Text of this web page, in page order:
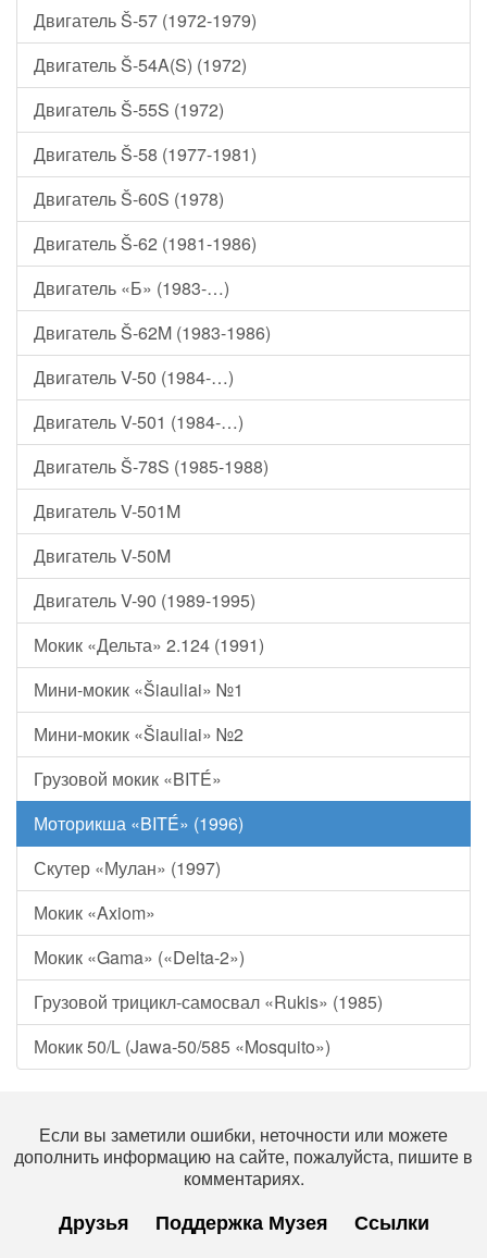
Двигатель Š-57 (1972-1979)
Двигатель Š-54A(S) (1972)
Двигатель Š-55S (1972)
Двигатель Š-58 (1977-1981)
Двигатель Š-60S (1978)
Двигатель Š-62 (1981-1986)
Двигатель «Б» (1983-…)
Двигатель Š-62M (1983-1986)
Двигатель V-50 (1984-…)
Двигатель V-501 (1984-…)
Двигатель Š-78S (1985-1988)
Двигатель V-501M
Двигатель V-50M
Двигатель V-90 (1989-1995)
Мокик «Дельта» 2.124 (1991)
Мини-мокик «Šiauliai» №1
Мини-мокик «Šiauliai» №2
Грузовой мокик «BITÉ»
Моторикша «BITÉ» (1996)
Скутер «Мулан» (1997)
Мокик «Axiom»
Мокик «Gama» («Delta-2»)
Грузовой трицикл-самосвал «Rukis» (1985)
Мокик 50/L (Jawa-50/585 «Mosquito»)
Если вы заметили ошибки, неточности или можете
дополнить информацию на сайте, пожалуйста, пишите в
комментариях.
Друзья Поддержка Музея Ссылки